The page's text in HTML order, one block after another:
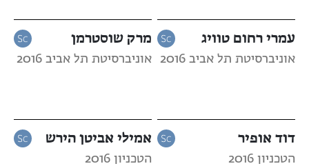
עמרי רחום טוויג
אוניברסיטת תל אביב 2016
מרק שוסטרמן
אוניברסיטת תל אביב 2016
דוד אופיר
הטכניון 2016
אמילי אביטן הירש
הטכניון 2016